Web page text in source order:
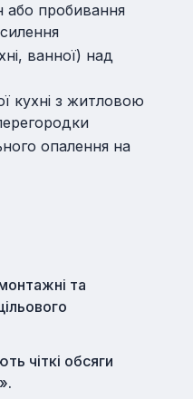
або пробивання
ванної) над
кухні з житловою
опалення на
та
чіткі обсяги